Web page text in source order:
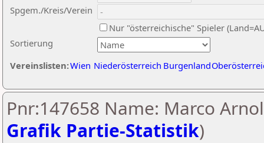
Sortierung
Spgem./Kreis/Verein
Nur "österreichische" Spieler
Vereinslisten:Wien Niederösterreich Burgenland
Pnr:147658 Name: Marco
Grafik Partie-Statistik)